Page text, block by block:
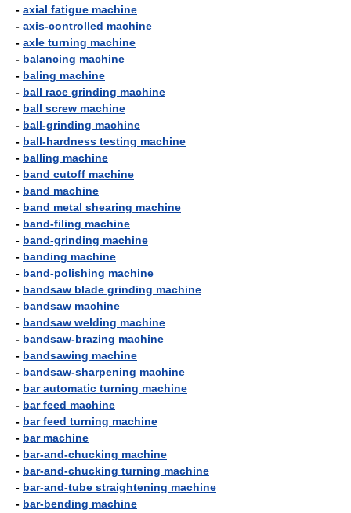
- axial fatigue machine
- axis-controlled machine
- axle turning machine
- balancing machine
- baling machine
- ball race grinding machine
- ball screw machine
- ball-grinding machine
- ball-hardness testing machine
- balling machine
- band cutoff machine
- band machine
- band metal shearing machine
- band-filing machine
- band-grinding machine
- banding machine
- band-polishing machine
- bandsaw blade grinding machine
- bandsaw machine
- bandsaw welding machine
- bandsaw-brazing machine
- bandsawing machine
- bandsaw-sharpening machine
- bar automatic turning machine
- bar feed machine
- bar feed turning machine
- bar machine
- bar-and-chucking machine
- bar-and-chucking turning machine
- bar-and-tube straightening machine
- bar-bending machine